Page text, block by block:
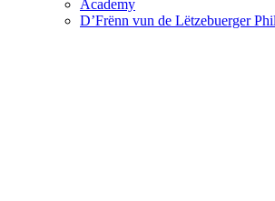
Academy
D’Frënn vun de Lëtzebuerger